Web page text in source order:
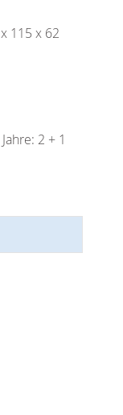
115 x 62
2 + 1